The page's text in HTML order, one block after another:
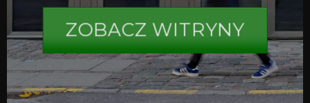
ZOBACZ WITRYNY